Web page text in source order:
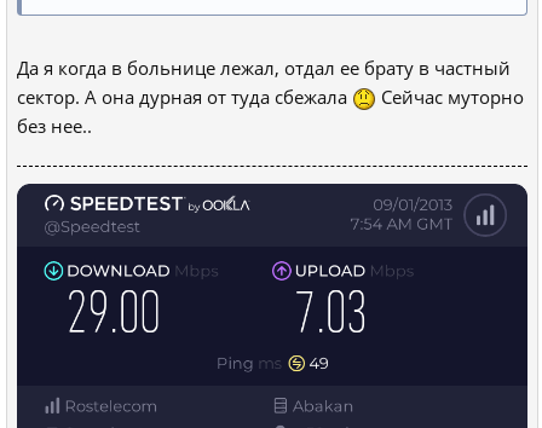
Да я когда в больнице лежал, отдал ее брату в частный
сектор. А она дурная от туда сбежала
Сейчас муторно
без нее..